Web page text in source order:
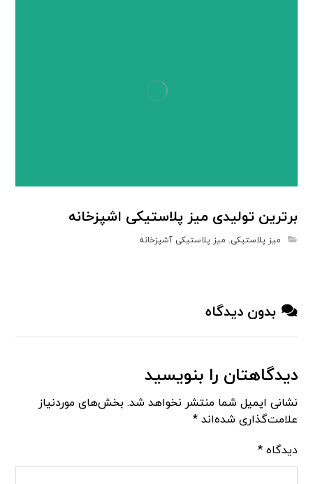
برترین تولیدی میز پلاستیکی اشپزخانه
میز پلاستیکی, میز پلاستیکی آشپزخانه
بدون دیدگاه
دیدگاهتان را بنویسید
نشانی ایمیل شما منتشر نخواهد شد. بخش‌های موردنیاز
علامت‌گذاری شده‌اند*
دیدگاه*